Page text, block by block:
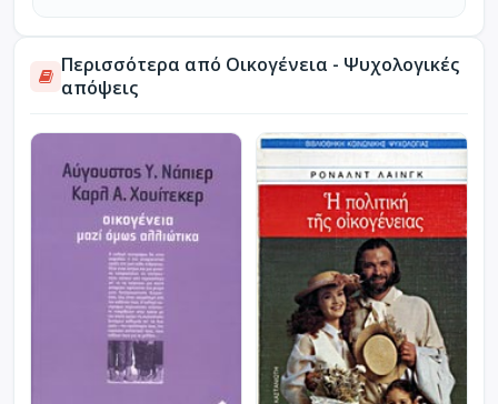
Περισσότερα από Οικογένεια - Ψυχολογικές
απόψεις